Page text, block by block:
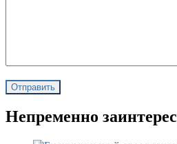
Непременно